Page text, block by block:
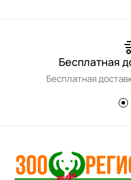
Бесплатная
Бесплатная